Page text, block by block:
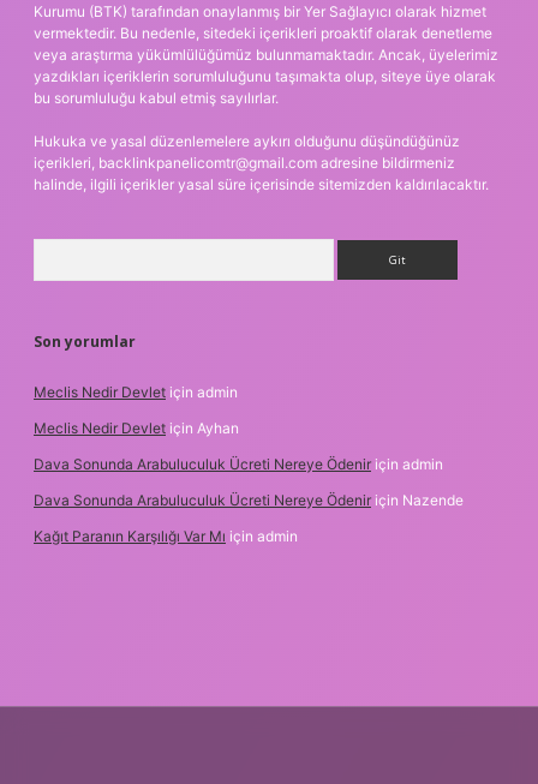
Kurumu (BTK) tarafından onaylanmış bir Yer Sağlayıcı olarak hizmet
vermektedir. Bu nedenle, sitedeki içerikleri proaktif olarak denetleme
veya araştırma yükümlülüğümüz bulunmamaktadır. Ancak, üyelerimiz
yazdıkları içeriklerin sorumluluğunu taşımakta olup, siteye üye olarak
bu sorumluluğu kabul etmiş sayılırlar.
Hukuka ve yasal düzenlemelere aykırı olduğunu düşündüğünüz
içerikleri, backlinkpanelicomtr@gmail.com adresine bildirmeniz
halinde, ilgili içerikler yasal süre içerisinde sitemizden kaldırılacaktır.
Son yorumlar
Meclis Nedir Devlet için admin
Meclis Nedir Devlet için Ayhan
Dava Sonunda Arabuluculuk Ücreti Nereye Ödenir için admin
Dava Sonunda Arabuluculuk Ücreti Nereye Ödenir için Nazende
Kağıt Paranın Karşılığı Var Mı için admin